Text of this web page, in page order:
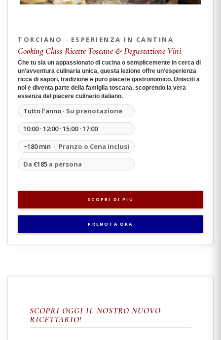
TORCIANO · ESPERIENZA IN CANTINA
Cooking Class Ricette Toscane & Degustazione Vini
Che tu sia un appassionato di cucina o semplicemente in cerca di
un’avventura culinaria unica, questa lezione offre un’esperienza
ricca di sapori, tradizione e puro piacere gastronomico. Unisciti a
noi e diventa parte della famiglia toscana, scoprendo la vera
essenza del piacere culinario italiano.
Tutto l'anno · Su prenotazione
10:00 · 12:00 · 15:00 · 17:00
~180 min · Pranzo o Cena inclusi
Da €185 a persona
SCOPRI DI PIU
PRENOTA ORA
SCOPRI OGGI IL NOSTRO NUOVO
RICETTARIO!